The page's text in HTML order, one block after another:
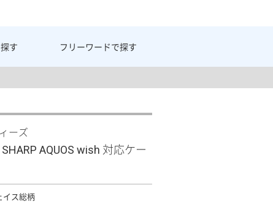
す フリーワードで探す
ーズ
AQUOS wish 対応ケー
イス総柄